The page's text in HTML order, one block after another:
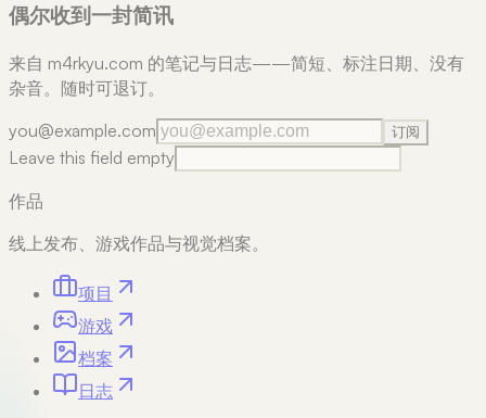
偶尔收到一封简讯
来自 m4rkyu.com 的笔记与日志——简短、标注日期、没有
杂音。随时可退订。
you@example.com
订阅
Leave this field empty
作品
线上发布、游戏作品与视觉档案。
项目
游戏
档案
日志